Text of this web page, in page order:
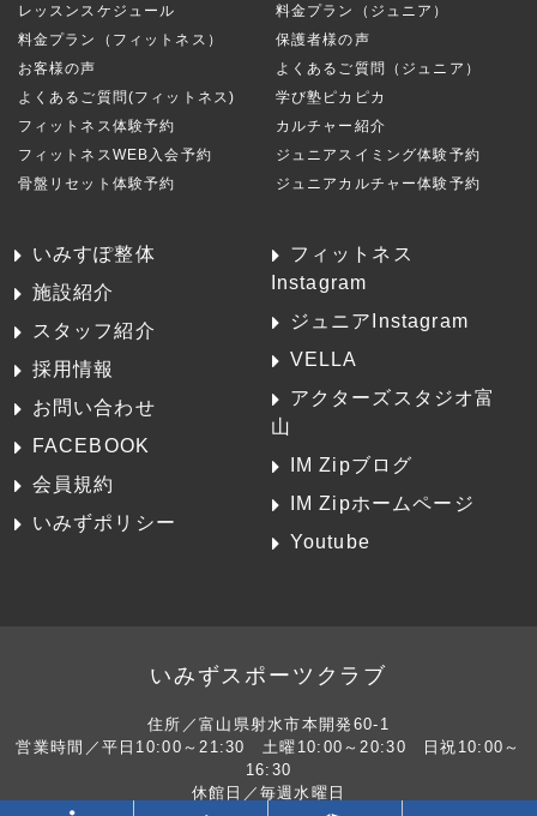
レッスンスケジュール
料金プラン（フィットネス）
お客様の声
よくあるご質問(フィットネス)
フィットネス体験予約
フィットネスWEB入会予約
骨盤リセット体験予約
料金プラン（ジュニア）
保護者様の声
よくあるご質問（ジュニア）
学び塾ピカピカ
カルチャー紹介
ジュニアスイミング体験予約
ジュニアカルチャー体験予約
いみすぽ整体
施設紹介
スタッフ紹介
採用情報
お問い合わせ
FACEBOOK
会員規約
いみずポリシー
フィットネス
Instagram
ジュニアInstagram
VELLA
アクターズスタジオ富
山
IM Zipブログ
IM Zipホームページ
Youtube
いみずスポーツクラブ
住所／富山県射水市本開発60-1
営業時間／平日10:00～21:30 土曜10:00～20:30 日祝10:00～
16:30
休館日／毎週水曜日